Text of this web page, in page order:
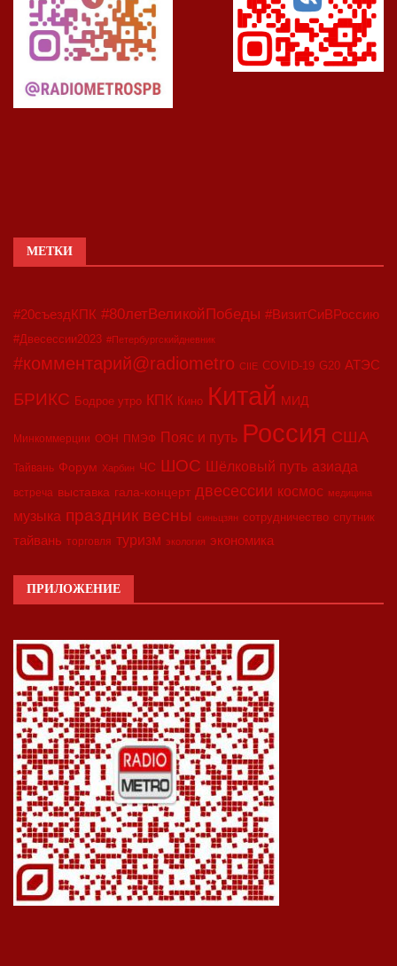
МЕТКИ
#20съездКПК #80летВеликойПобеды #ВизитСиВРоссию
#Двесессии2023 #Петербургскийдневник
#комментарий@radiometro CIIE COVID-19 G20 АТЭС
БРИКС Бодрое утро КПК Кино Китай МИД
Минкоммерции ООН ПМЭФ Пояс и путь Россия США
Тайвань Форум Харбин ЧС ШОС Шёлковый путь азиада
встреча выставка гала-концерт двесессии космос медицина
музыка праздник весны синьцзян сотрудничество спутник
тайвань торговля туризм экология экономика
ПРИЛОЖЕНИЕ